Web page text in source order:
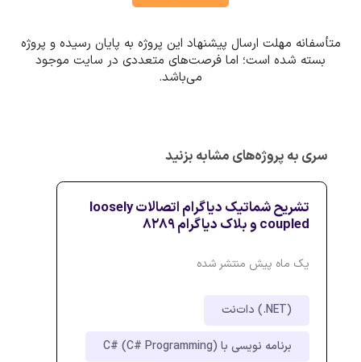
متأسفانه مهلت ارسال پیشنهاد این پروژه به پایان رسیده و پروژه
بسته شده است؛ اما فرصت‌های متعددی در سایت موجود
می‌باشد.
سری به پروژه‌های مشابه بزنید
تشریح شماتیک دیاگرام اتصالات loosely
coupled و بلاک دیاگرام 8289
یک ماه پیش منتشر شده
دات‌نت (.NET)
برنامه نویسی با C# (C# Programming)